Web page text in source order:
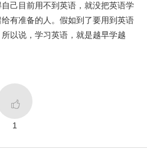
己目前用不到英语，就没把英语学
有准备的人。假如到了要用到英语
以说，学习英语，就是越早学越

1